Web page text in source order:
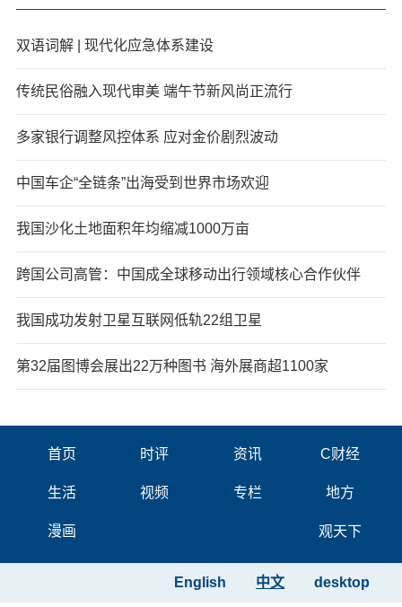
双语词解 | 现代化应急体系建设
传统民俗融入现代审美 端午节新风尚正流行
多家银行调整风控体系 应对金价剧烈波动
中国车企“全链条”出海受到世界市场欢迎
我国沙化土地面积年均缩减1000万亩
跨国公司高管：中国成全球移动出行领域核心合作伙伴
我国成功发射卫星互联网低轨22组卫星
第32届图博会展出22万种图书 海外展商超1100家
首页 时评 资讯 C财经
生活 视频 专栏 地方
漫画 观天下
desktop
中文
English